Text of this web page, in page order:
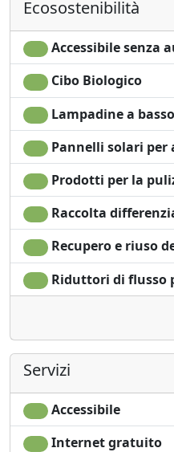
Utensili da cucina
Frigorifero
Ecosostenibilità
Accessibile senza
Cibo Biologico
Lampadine a
Pannelli solari per
Prodotti per la
Raccolta
Recupero e riuso
Riduttori di flusso
Servizi
Accessibile
Internet gratuito